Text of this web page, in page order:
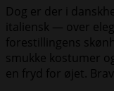
Dog er der i
italiensk — over
forestillingens
smukke kostumer
en fryd for øjet.